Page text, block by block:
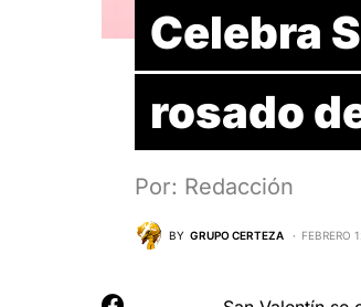
Celebra
rosado
Por: Redacción
BY GRUPO CERTEZA FEBRERO